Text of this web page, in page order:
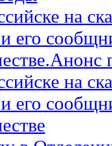
на
его
на
его